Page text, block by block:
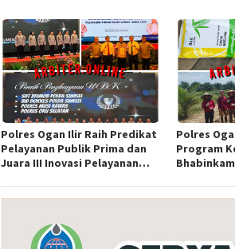
Polres Ogan Ilir Raih Predikat
Pelayanan Publik Prima dan
Juara III Inovasi Pelayanan
Polres
Program
Jagung